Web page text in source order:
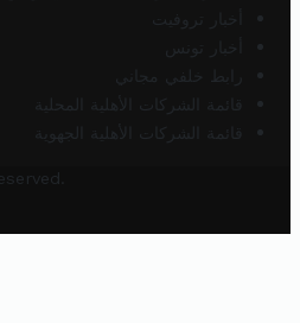
أخبار تروفيت
أخبار تونس
رابط خلفي مجاني
قائمة الشركات الأهلية المحلية
قائمة الشركات الأهلية الجهوية